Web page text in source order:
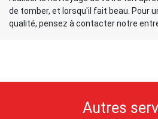
de tomber, et lorsqu'il fait beau. Pour
qualité, pensez à contacter notre
Autres